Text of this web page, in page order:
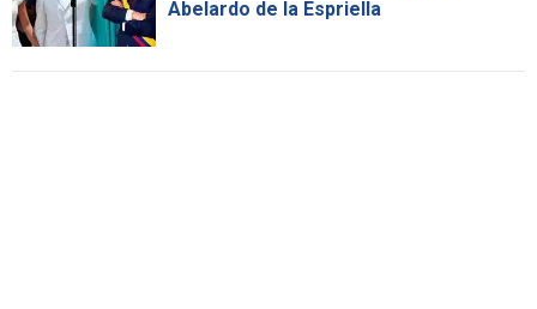
Abelardo de la Espriella